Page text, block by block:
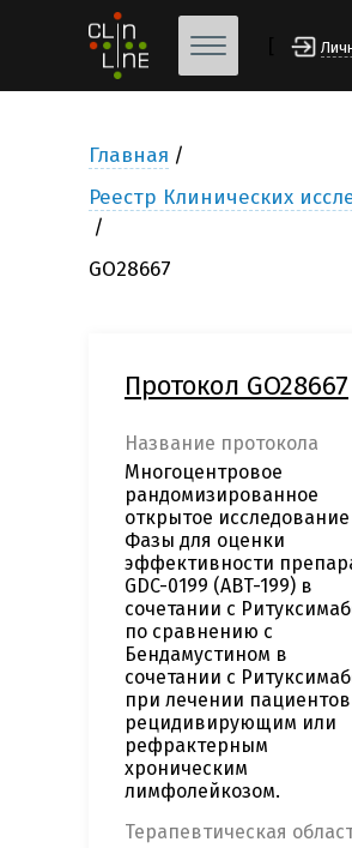
Главная
Реестр Клинических
GO28667
Протокол GO28667
Название протокола
Многоцентровое
рандомизированное
открытое исследование
Фазы для оценки
эффективности
GDC-0199 (ABT-199) в
сочетании с
по сравнению с
Бендамустином в
сочетании с
при лечении пациентов
рецидивирующим или
рефрактерным
хроническим
лимфолейкозом.
Терапевтическая